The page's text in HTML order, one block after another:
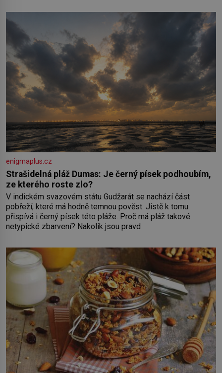
bílků. Žloutky vyšlehejte s cukrem do světlé pěny a postupně
do nich vmíchejte mascarpone, aby vznikl hladký
enigmaplus.cz
Strašidelná pláž Dumas: Je černý písek podhoubím,
ze kterého roste zlo?
V indickém svazovém státu Gudžarát se nachází část
pobřeží, které má hodně temnou pověst. Jistě k tomu
přispívá i černý písek této pláže. Proč má pláž takové
netypické zbarvení? Nakolik jsou pravd